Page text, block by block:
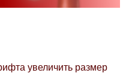
увеличить размер